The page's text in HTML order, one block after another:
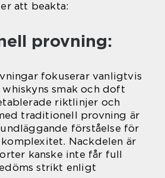
att beakta:
provning:
fokuserar vanligtvis
smak och doft
riktlinjer och
traditionell provning är
förståelse för
Nackdelen är
kanske inte får full
strikt enligt